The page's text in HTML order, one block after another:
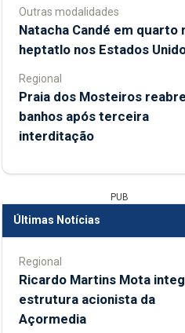
Outras modalidades
Natacha Candé em quarto
heptatlo nos Estados
Regional
Praia dos Mosteiros
banhos após terceira
interditação
PUB
Últimas Notícias
Regional
Ricardo Martins Mota
estrutura acionista da
Açormedia